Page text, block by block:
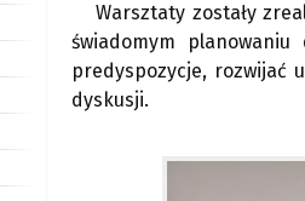
Warsztaty zostały
świadomym
predyspozycje, rozwijać
dyskusji.